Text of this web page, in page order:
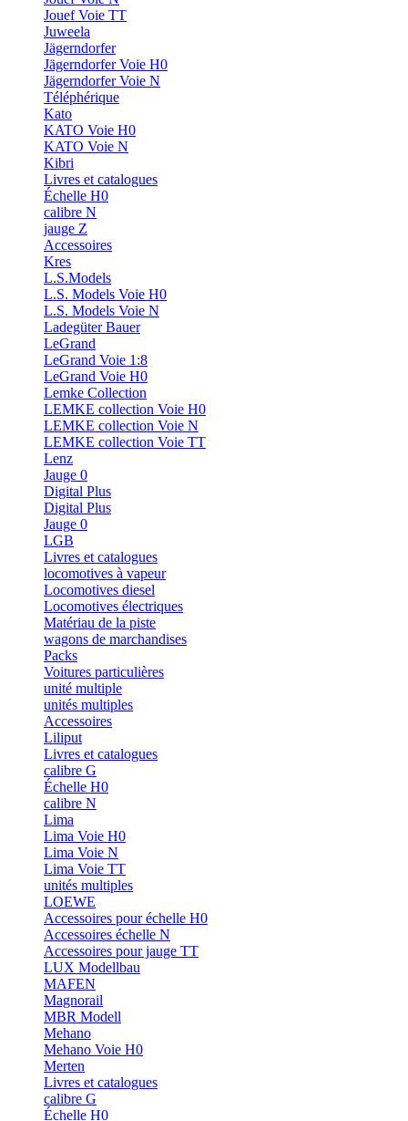
Jouef Voie TT
Juweela
Jägerndorfer
Jägerndorfer Voie H0
Jägerndorfer Voie N
Téléphérique
Kato
KATO Voie H0
KATO Voie N
Kibri
Livres et catalogues
Échelle H0
calibre N
jauge Z
Accessoires
Kres
L.S.Models
L.S. Models Voie H0
L.S. Models Voie N
Ladegüter Bauer
LeGrand
LeGrand Voie 1:8
LeGrand Voie H0
Lemke Collection
LEMKE collection Voie H0
LEMKE collection Voie N
LEMKE collection Voie TT
Lenz
Jauge 0
Digital Plus
Digital Plus
Jauge 0
LGB
Livres et catalogues
locomotives à vapeur
Locomotives diesel
Locomotives électriques
Matériau de la piste
wagons de marchandises
Packs
Voitures particulières
unité multiple
unités multiples
Accessoires
Liliput
Livres et catalogues
calibre G
Échelle H0
calibre N
Lima
Lima Voie H0
Lima Voie N
Lima Voie TT
unités multiples
LOEWE
Accessoires pour échelle H0
Accessoires échelle N
Accessoires pour jauge TT
LUX Modellbau
MAFEN
Magnorail
MBR Modell
Mehano
Mehano Voie H0
Merten
Livres et catalogues
calibre G
Échelle H0